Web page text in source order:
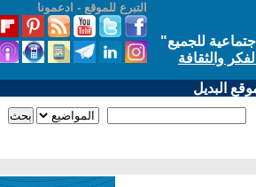
التبرع للموقع - ادعمونا
للجميع"
والثقافة
البديل